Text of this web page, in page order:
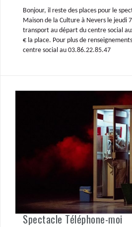
Bonjour, il reste des places pour le
Maison de la Culture à Nevers le jeudi
transport au départ du centre social
€ la place. Pour plus de
centre social au 03.86.22.85.47
Spectacle Téléphone-moi